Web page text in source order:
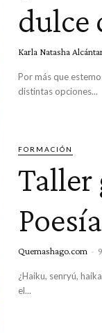
dulce
Karla Natasha
Por más que
distintas opciones...
FORMACIÓN
Taller
Quemashago.com -
¿Haiku, senryú,
el...